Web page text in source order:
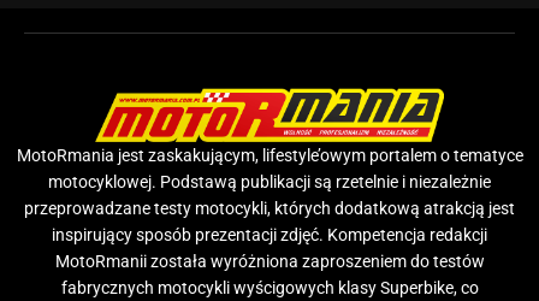
MotoRmania jest zaskakującym, lifestyle’owym portalem o tematyce
motocyklowej. Podstawą publikacji są rzetelnie i niezależnie
przeprowadzane testy motocykli, których dodatkową atrakcją jest
inspirujący sposób prezentacji zdjęć. Kompetencja redakcji
MotoRmanii została wyróżniona zaproszeniem do testów
fabrycznych motocykli wyścigowych klasy Superbike, co